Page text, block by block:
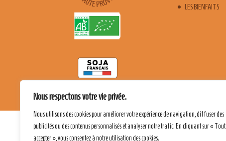
Nous respectons votre vie privée.
Nous utilisons des cookies pour améliorer votre expérience de navigation, diffuser des
publicités ou des contenus personnalisés et analyser notre trafic. En cliquant sur « Tout
accepter », vous consentez à notre utilisation des cookies.
LES BIENFAITS